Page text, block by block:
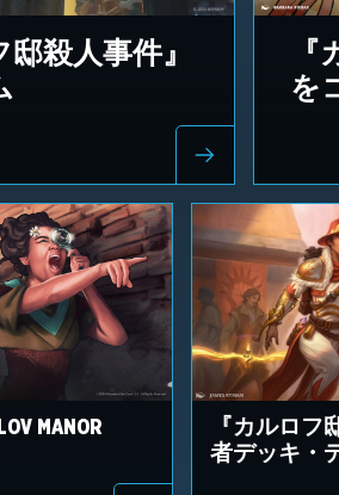
邸殺人事件』
を
MANOR
『カルロフ
者デッキ・